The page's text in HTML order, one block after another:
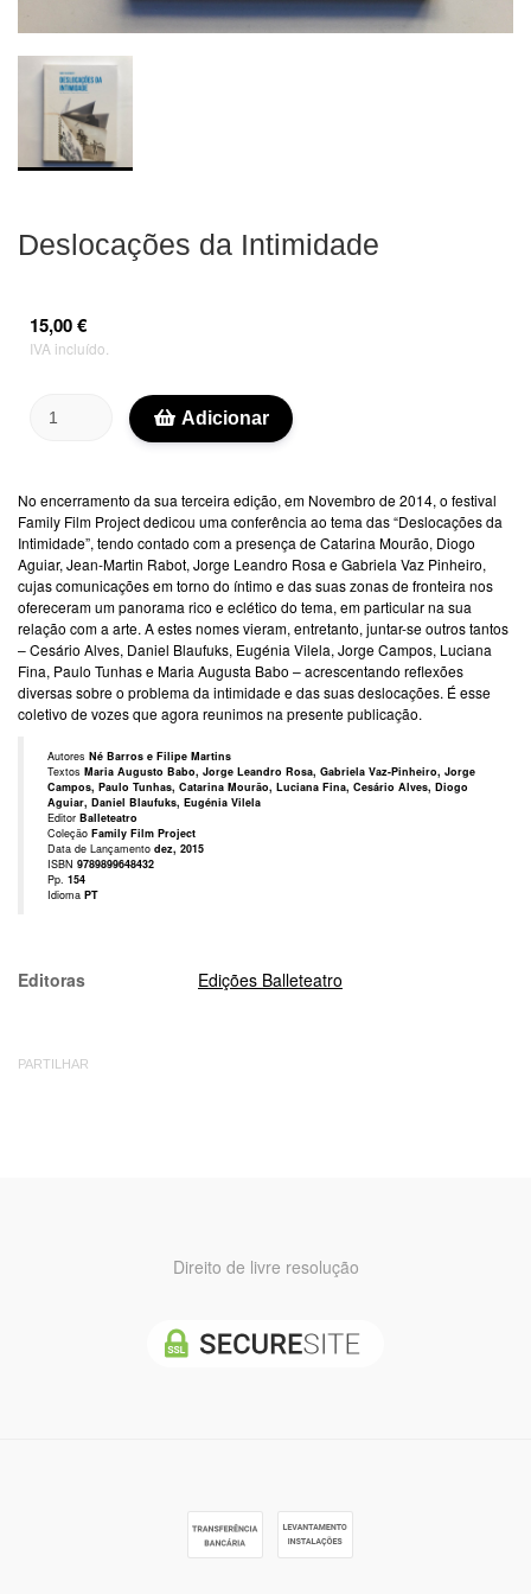
Deslocações da Intimidade
15,00 €
IVA incluído.
Adicionar
No encerramento da sua terceira edição, em Novembro de 2014, o festival
Family Film Project dedicou uma conferência ao tema das “Deslocações da
Intimidade”, tendo contado com a presença de Catarina Mourão, Diogo
Aguiar, Jean-Martin Rabot, Jorge Leandro Rosa e Gabriela Vaz Pinheiro,
cujas comunicações em torno do íntimo e das suas zonas de fronteira nos
ofereceram um panorama rico e eclético do tema, em particular na sua
relação com a arte. A estes nomes vieram, entretanto, juntar-se outros tantos
– Cesário Alves, Daniel Blaufuks, Eugénia Vilela, Jorge Campos, Luciana
Fina, Paulo Tunhas e Maria Augusta Babo – acrescentando reflexões
diversas sobre o problema da intimidade e das suas deslocações. É esse
coletivo de vozes que agora reunimos na presente publicação.
Autores Né Barros e Filipe Martins
Textos Maria Augusto Babo, Jorge Leandro Rosa, Gabriela Vaz-Pinheiro, Jorge
Campos, Paulo Tunhas, Catarina Mourão, Luciana Fina, Cesário Alves, Diogo
Aguiar, Daniel Blaufuks, Eugénia Vilela
Editor Balleteatro
Coleção Family Film Project
Data de Lançamento dez, 2015
ISBN 9789899648432
Pp. 154
Idioma PT
Editoras Edições Balleteatro
PARTILHAR
Direito de livre resolução